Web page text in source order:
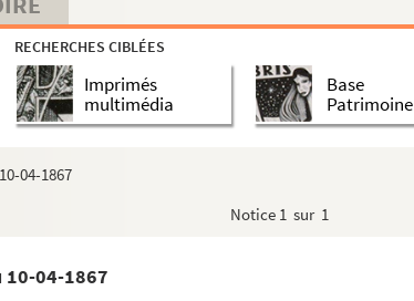
RECHERCHES CIBLÉES
Imprimés
multimédia
Base
Patrimoine
04-1867
Notice 1 sur 1
10-04-1867